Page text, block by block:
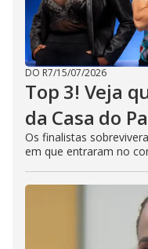
DO R7/15/07/2026
Top 3! Veja
da Casa do
Os finalistas
em que entraram no